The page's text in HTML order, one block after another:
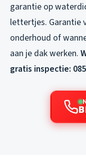
garantie op
lettertjes. Garantie
onderhoud of
aan je dak werken.
gratis inspectie: